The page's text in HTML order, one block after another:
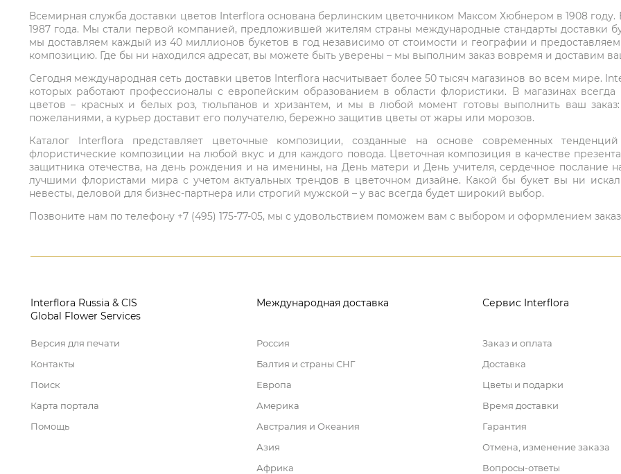
Всемирная служба доставки цветов Interflora основана берлинским цветочником Максом Хюбнером в 1908
1987 года. Мы стали первой компанией, предложившей жителям страны международные стандарты доставки
мы доставляем каждый из 40 миллионов букетов в год независимо от стоимости и географии и
композицию. Где бы ни находился адресат, вы можете быть уверены – мы выполним заказ вовремя и доставим
Сегодня международная сеть доставки цветов Interflora насчитывает более 50 тысяч магазинов во всем мире.
которых работают профессионалы с европейским образованием в области флористики. В магазинах
цветов – красных и белых роз, тюльпанов и хризантем, и мы в любой момент готовы выполнить ваш
пожеланиями, а курьер доставит его получателю, бережно защитив цветы от жары или морозов.
Каталог Interflora представляет цветочные композиции, созданные на основе современных
флористические композиции на любой вкус и для каждого повода. Цветочная композиция в качестве
защитника отечества, на день рождения и на именины, на День матери и День учителя, сердечное послание
лучшими флористами мира с учетом актуальных трендов в цветочном дизайне. Какой бы букет вы ни
невесты, деловой для бизнес-партнера или строгий мужской – у вас всегда будет широкий выбор.
Позвоните нам по телефону +7 (495) 175-77-05, мы с удовольствием поможем вам с выбором и оформлением
Interflora Russia & CIS
Global Flower Services
Версия для печати
Контакты
Поиск
Карта портала
Помощь
Международная доставка
Россия
Балтия и страны СНГ
Европа
Америка
Австралия и Океания
Азия
Африка
Сервис Interflora
Заказ и оплата
Доставка
Цветы и подарки
Время доставки
Гарантия
Отмена, изменение заказа
Вопросы-ответы